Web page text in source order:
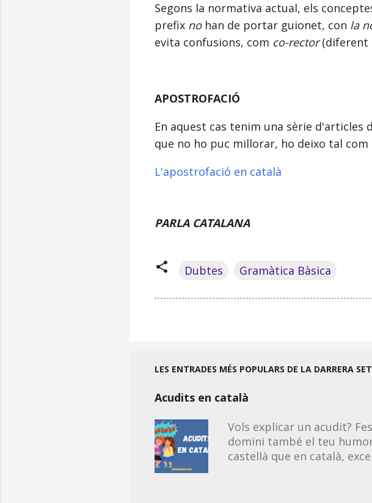
Segons la normativa actual, els
prefix nohan de portar guionet, con la
evita confusions, com co-rector(diferent
APOSTROFACIÓ
En aquest cas tenim una sèrie
que no ho puc millorar, ho deixo tal com
L'apostrofació en català
PARLA CATALANA
Dubtes Gramàtica Bàsica
LES ENTRADES MÉS POPULARS DE LA DARRERA
Acudits en català
Vols explicar un acudit?
domini també el teu
castellà que en català,
continuació, et deixo